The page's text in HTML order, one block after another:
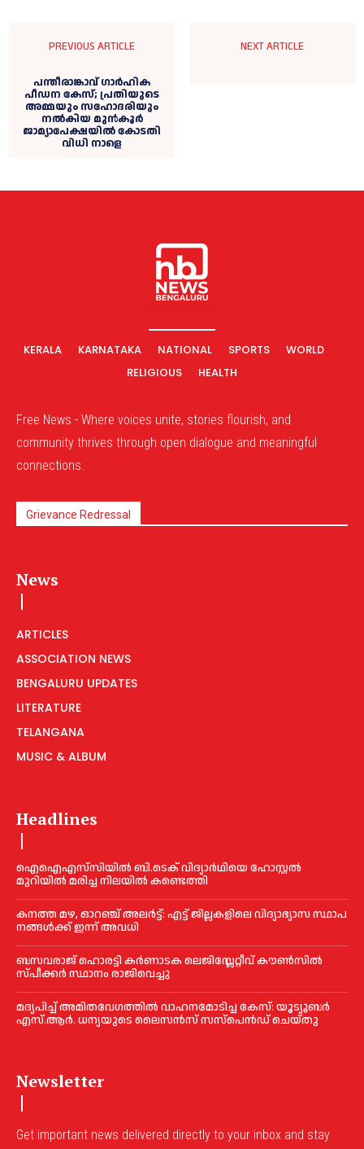
PREVIOUS ARTICLE
പന്തീരാങ്കാവ് ​ഗാർഹിക
പീഡന കേസ്; പ്രതിയുടെ
അമ്മയും സഹോദരിയും
നൽകിയ മുൻകൂർ
ജാമ്യാപേക്ഷയില്‍ കോടതി
വിധി നാളെ
NEXT ARTICLE
KERALA KARNATAKA NATIONAL SPORTS
WORLD
RELIGIOUS
HEALTH
Free News - Where voices unite, stories flourish, and
community thrives through open dialogue and meaningful
connections.
Grievance Redressal
News
ARTICLES
ASSOCIATION NEWS
BENGALURU UPDATES
LITERATURE
TELANGANA
MUSIC & ALBUM
Headlines
ഐഐഎസ്‌സിയിൽ ബി.ടെക് വിദ്യാർഥിയെ ഹോസ്റ്റൽ
മുറിയിൽ മരിച്ച നിലയിൽ കണ്ടെത്തി
ക​ന​ത്ത മ​ഴ, ഓറഞ്ച് അലർട്ട്: എ​ട്ട് ജി​ല്ല​ക​ളി​ലെ വി​ദ്യാ​ഭ്യാ​സ സ്ഥാ​പ​
ന​ങ്ങ​ൾ​ക്ക് ഇ​ന്ന് അ​വ​ധി
ബസവരാജ് ഹൊരട്ടി കർണാടക ലെജിസ്ലേറ്റീവ് കൗൺസിൽ
സ്പീക്കർ സ്ഥാനം രാജിവെച്ചു
മദ്യപിച്ച് അമിതവേഗത്തിൽ വാഹനമോടിച്ച കേസ്: യൂട്യൂബർ
എസ്.ആർ. ധന്യയുടെ ലൈസൻസ് സസ്‌പെൻഡ് ചെയ്തു
Newsletter
Get important news delivered directly to your inbox and stay